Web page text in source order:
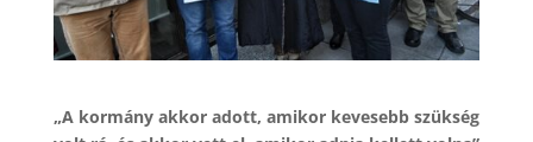
„A kormány akkor adott, amikor kevesebb szükség